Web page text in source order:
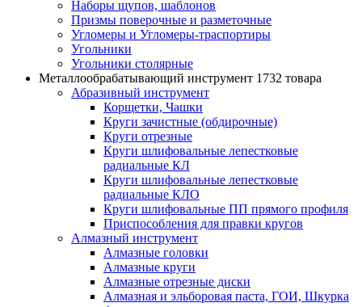
Наборы щупов, шаблонов
Призмы поверочные и разметочные
Угломеры и Угломеры-траспортиры
Угольники
Угольники столярные
Металлообрабатывающий инструмент 1732 товара
Абразивный инструмент
Корщетки, Чашки
Круги зачистные (обдирочные)
Круги отрезные
Круги шлифовальные лепестковые
радиальные КЛ
Круги шлифовальные лепестковые
радиальные КЛО
Круги шлифовальные ПП прямого профиля
Приспособления для правки кругов
Алмазный инструмент
Алмазные головки
Алмазные круги
Алмазные отрезные диски
Алмазная и эльборовая паста, ГОИ, Шкурка